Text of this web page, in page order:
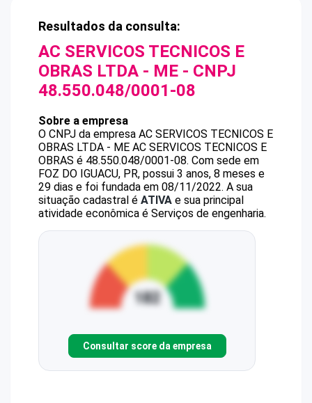
Resultados da consulta:
AC SERVICOS TECNICOS E
OBRAS LTDA - ME - CNPJ
48.550.048/0001-08
Sobre a empresa
O CNPJ da empresa AC SERVICOS TECNICOS E
OBRAS LTDA - ME AC SERVICOS TECNICOS E
OBRAS é 48.550.048/0001-08. Com sede em
FOZ DO IGUACU, PR, possui 3 anos, 8 meses e
29 dias e foi fundada em 08/11/2022. A sua
situação cadastral é ATIVA e sua principal
atividade econômica é Serviços de engenharia.
Consultar score da empresa